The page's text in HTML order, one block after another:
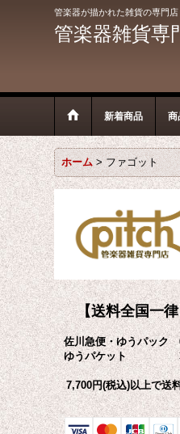
管楽器が描かれた雑貨の専門店
管楽器雑貨専
新着商品 商
ホーム > ファゴット
【送料全国一
佐川急便・ゆうパック
ゆうパケット
7,700円(税込)以上で送